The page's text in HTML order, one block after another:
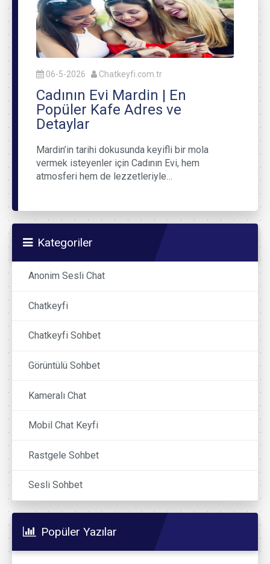
06-5-2026 Chatkeyfi.com.tr
Cadının Evi Mardin | En
Popüler Kafe Adres ve
Detaylar
Mardin’in tarihi dokusunda keyifli bir mola
vermek isteyenler için Cadının Evi, hem
atmosferi hem de lezzetleriyle…
Kategoriler
Anonim Sesli Chat
Chatkeyfi
Chatkeyfi Sohbet
Görüntülü Sohbet
Kameralı Chat
Mobil Chat Keyfi
Rastgele Sohbet
Sesli Sohbet
Popüler Yazılar